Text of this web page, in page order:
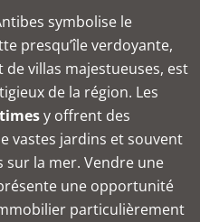
symbolise le
presqu’île verdoyante,
villas majestueuses, est
de la région. Les
y offrent des
vastes jardins et souvent
sur la mer. Vendre une
une opportunité
particulièrement